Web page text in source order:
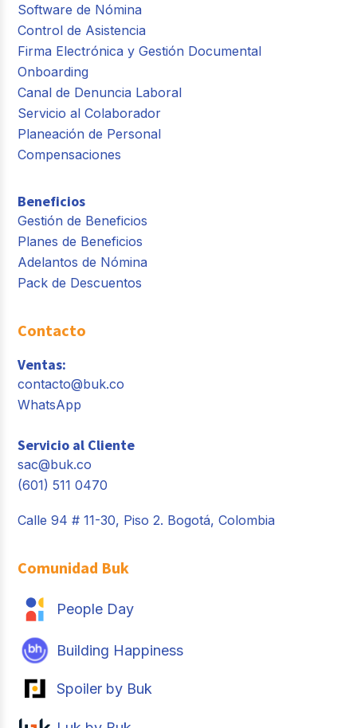
Software de Nómina
Control de Asistencia
Firma Electrónica y Gestión Documental
Onboarding
Canal de Denuncia Laboral
Servicio al Colaborador
Planeación de Personal
Compensaciones
Beneficios
Gestión de Beneficios
Planes de Beneficios
Adelantos de Nómina
Pack de Descuentos
Contacto
Ventas:
contacto@buk.co
WhatsApp
Servicio al Cliente
sac@buk.co
(601) 511 0470
Calle 94 # 11-30, Piso 2. Bogotá, Colombia
Comunidad Buk
People Day
Building Happiness
Spoiler by Buk